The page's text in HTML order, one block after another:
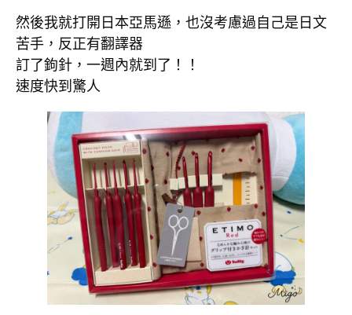
然後我就打開日本亞馬遜，也沒考慮過自己是日文
苦手，反正有翻譯器
訂了鉤針，一週內就到了！！
速度快到驚人